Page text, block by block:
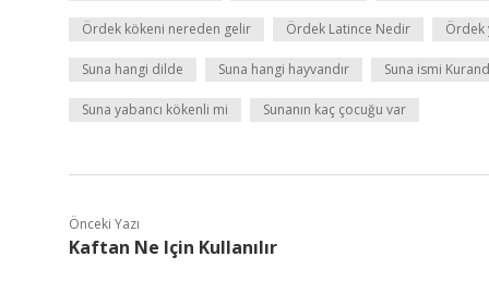
Ördek kökeni nereden gelir Ördek Latince Nedir Ördek
Suna hangi dilde Suna hangi hayvandır Suna ismi
Suna yabancı kökenli mi Sunanın kaç çocuğu var
Önceki Yazı
Kaftan Ne Için Kullanılır